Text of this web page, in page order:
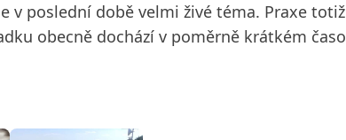
poslední době velmi živé téma. Praxe
obecně dochází v poměrně krátkém